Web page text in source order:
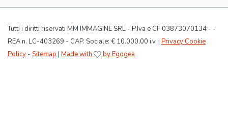
Tutti i diritti riservati MM IMMAGINE SRL - P.Iva e CF 03873070134 - -
REA n. LC-403269 - CAP. Sociale: € 10.000,00 i.v. | Privacy Cookie
Policy - Sitemap | Made with by Egogea